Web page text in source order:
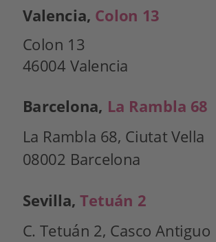
Valencia, Colon 13
Colon 13
46004 Valencia
Barcelona, La Rambla 68
La Rambla 68, Ciutat Vella
08002 Barcelona
Sevilla, Tetuán 2
C. Tetuán 2, Casco Antiguo